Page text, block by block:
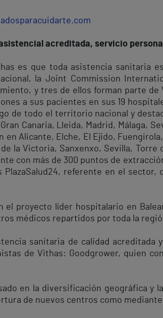
acreditada, servicio
es que toda asistencia sanitaria
la Joint Commission
y tres de ellos forman parte de
a sus pacientes en sus 19
de todo el territorio nacional y
Canaria, Lleida, Madrid, Málaga,
Alicante, Elche, El Ejido,
la Victoria, Sanxenxo, Sevilla,
con más de 300 puntos de
PlazaSalud24, referente en el
el proyecto líder hospitalario en
médicos repartidos por toda la
sanitaria de calidad
de Vithas: Goodgrower, quien
en la diversificación geográfica y
de nuevos centros como